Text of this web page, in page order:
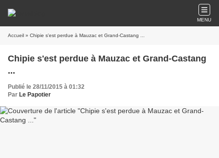
MENU
Accueil » Chipie s'est perdue à Mauzac et Grand-Castang ...
Chipie s'est perdue à Mauzac et Grand-Castang
...
Publié le 28/11/2015 à 01:32
Par Le Papotier